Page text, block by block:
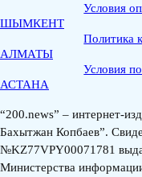
ШЫМКЕНТ
АЛМАТЫ
АСТАНА
Условия
Политика
Условия
“200.news” – интернет-
Бахытжан Копбаев”.
№KZ77VPY00071781
Министерства